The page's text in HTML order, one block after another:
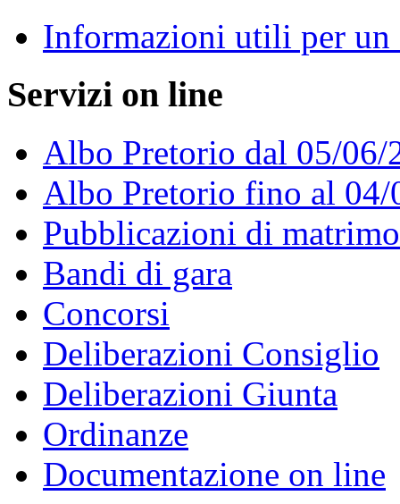
Informazioni utili per un
Servizi on line
Albo Pretorio dal 05/06/
Albo Pretorio fino al 04/
Pubblicazioni di
Bandi di gara
Concorsi
Deliberazioni Consiglio
Deliberazioni Giunta
Ordinanze
Documentazione on line